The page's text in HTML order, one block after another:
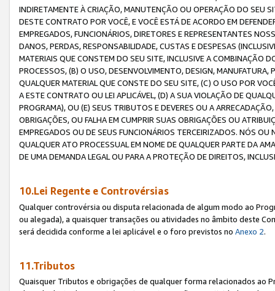
INDIRETAMENTE À CRIAÇÃO, MANUTENÇÃO OU OPERAÇÃO DO SEU
DESTE CONTRATO POR VOCÊ, E VOCÊ ESTÁ DE ACORDO EM
EMPREGADOS, FUNCIONÁRIOS, DIRETORES E REPRESENTANTES
DANOS, PERDAS, RESPONSABILIDADE, CUSTAS E DESPESAS
MATERIAIS QUE CONSTEM DO SEU SITE, INCLUSIVE A COMBINAÇÃO
PROCESSOS, (B) O USO, DESENVOLVIMENTO, DESIGN,
QUALQUER MATERIAL QUE CONSTE DO SEU SITE, (C) O USO POR
A ESTE CONTRATO OU LEI APLICÁVEL, (D) A SUA VIOLAÇÃO DE
PROGRAMA), OU (E) SEUS TRIBUTOS E DEVERES OU A
OBRIGAÇÕES, OU FALHA EM CUMPRIR SUAS OBRIGAÇÕES OU
EMPREGADOS OU DE SEUS FUNCIONÁRIOS TERCEIRIZADOS. NÓS
QUALQUER ATO PROCESSUAL EM NOME DE QUALQUER PARTE DA
DE UMA DEMANDA LEGAL OU PARA A PROTEÇÃO DE DIREITOS,
10.Lei Regente e Controvérsias
Qualquer controvérsia ou disputa relacionada de algum modo ao
ou alegada), a quaisquer transações ou atividades no âmbito deste
será decidida conforme a lei aplicável e o foro previstos no Anexo 2.
11.Tributos
Quaisquer Tributos e obrigações de qualquer forma relacionados ao